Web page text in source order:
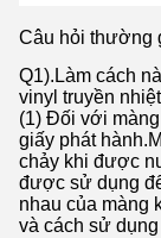
Câu hỏi thường
Q1).Làm cách
vinyl truyền
(1) Đối với
giấy phát
chảy khi được
được sử dụng
nhau của màng
và cách sử